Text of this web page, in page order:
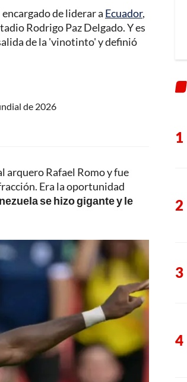
de liderar a Ecuador,
Rodrigo Paz Delgado. Y es
de la 'vinotinto' y definió
de 2026
arquero Rafael Romo y fue
Era la oportunidad
se hizo gigante y le